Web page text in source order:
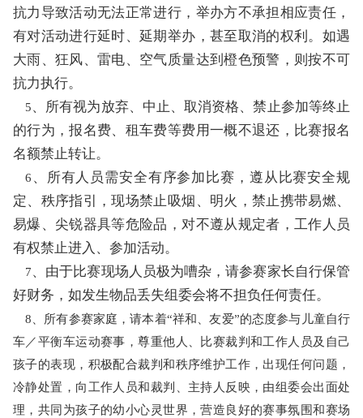
抗力导致活动无法正常进行，举办方不承担相应责任，
有对活动进行延时、延期举办，甚至取消的权利。如遇
大雨、狂风、雷电、空气质量达到橙色预警，则按不可
抗力执行。
5、所有视为放弃、中止、取消资格、禁止参加等终止
的行为，报名费、租车费等费用一概不退还，比赛报名
名额禁止转让。
6 、所有人员需安全有序参加比赛，遵从比赛安全规
定、秩序指引，现场禁止吸烟、明火，禁止携带易燃、
易爆、尖锐器具等危险品，对不遵从规定者，工作人员
有权禁止进入、参加活动。
7、由于比赛现场人员极为嘈杂，请参赛家长自行保管
好财务，如发生物品丢失组委会将不担负任何责任。
8 、所有参赛家庭，请本着“祥和、友爱”的态度参与儿童自行
车／平衡车运动赛事，尊重他人、比赛裁判和工作人员及自己
孩子的表现，积极配合裁判和秩序维护工作，出现任何问题，
冷静处置，向工作人员和裁判、主持人反映，由组委会出面处
理，共同为孩子的幼小心灵世界，营造良好的赛事氛围和赛场